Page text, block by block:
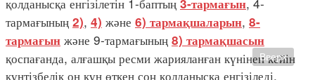
3-тармағын
тармағының 2), 4) және 6) тармақшаларын, 8-
тармағын және 9-тармағының 8) тармақшасын
қоспағанда, алғашқы ресми жарияланған күнінен кейін
күнтізбелік он күн өткен соң қолданысқа енгізіледі.
Вверх